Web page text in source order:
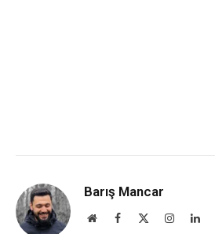
Barış Mancar
WebsiteFacebook Instagram